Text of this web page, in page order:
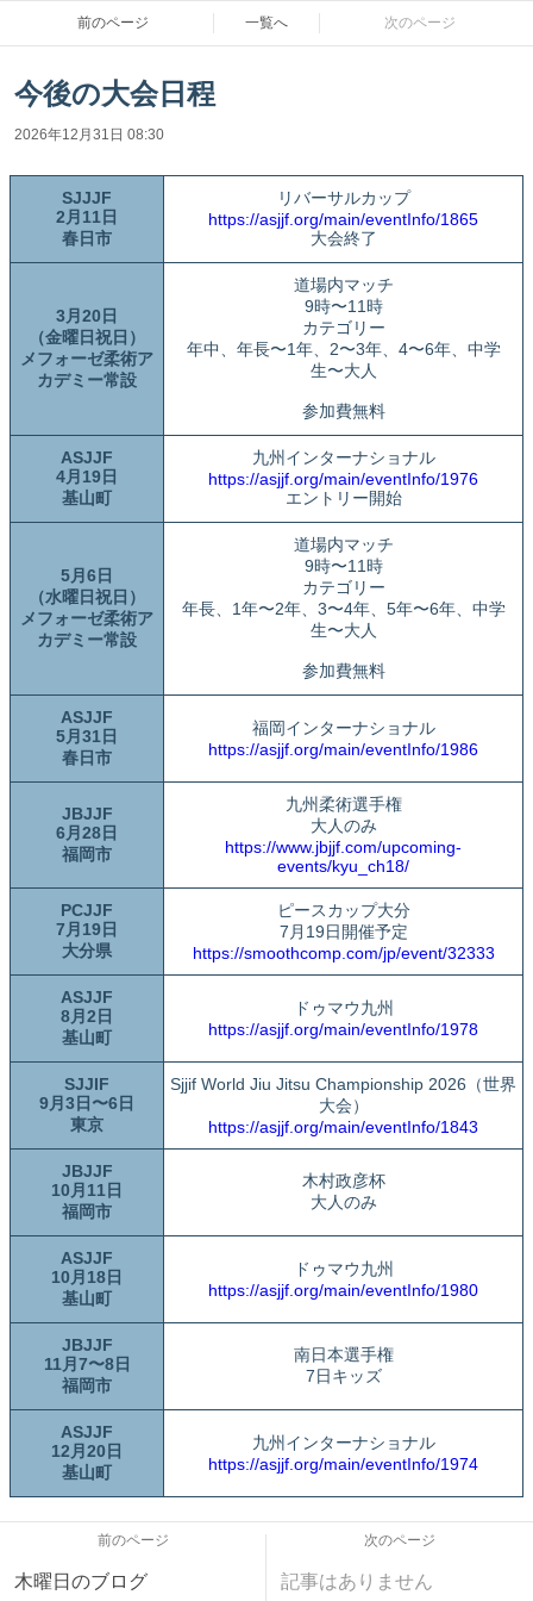
前のページ 一覧へ 次のページ
今後の大会日程
2026年12月31日 08:30
SJJJF
2月11日
春日市
リバーサルカップ
https://asjjf.org/main/eventInfo/1865
大会終了
3月20日
（金曜日祝日）
メフォーゼ柔術ア
カデミー常設
道場内マッチ
9時〜11時
カテゴリー
年中、年長〜1年、2〜3年、4〜6年、中学
生〜大人
参加費無料
ASJJF
4月19日
基山町
九州インターナショナル
https://asjjf.org/main/eventInfo/1976
エントリー開始
5月6日
（水曜日祝日）
メフォーゼ柔術ア
カデミー常設
道場内マッチ
9時〜11時
カテゴリー
年長、1年〜2年、3〜4年、5年〜6年、中学
生〜大人
参加費無料
ASJJF
5月31日
春日市
福岡インターナショナル
https://asjjf.org/main/eventInfo/1986
JBJJF
6月28日
福岡市
九州柔術選手権
大人のみ
https://www.jbjjf.com/upcoming-
events/kyu_ch18/
PCJJF
7月19日
大分県
ピースカップ大分
7月19日開催予定
https://smoothcomp.com/jp/event/32333
ASJJF
8月2日
基山町
ドゥマウ九州
https://asjjf.org/main/eventInfo/1978
SJJIF
9月3日〜6日
東京
Sjjif World Jiu Jitsu Championship 2026（世界
大会）
https://asjjf.org/main/eventInfo/1843
JBJJF
10月11日
福岡市
木村政彦杯
大人のみ
ASJJF
10月18日
基山町
ドゥマウ九州
https://asjjf.org/main/eventInfo/1980
JBJJF
11月7〜8日
福岡市
南日本選手権
7日キッズ
ASJJF
12月20日
基山町
九州インターナショナル
https://asjjf.org/main/eventInfo/1974
前のページ
木曜日のブログ
次のページ
記事はありません